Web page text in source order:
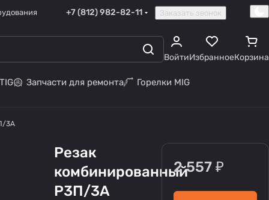
+7 (812) 982-82-11 Заказать звонок
ВойтиИзбранноеКорзина
Запчасти для ремонта Горелки MIG
3А
Резак
комбинированный
Р3П/3А
2 557 ₽